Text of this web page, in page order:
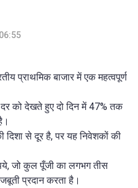
प्राथमिक बाजार में एक महत्वपूर्ण
को देखते हुए दो दिन में 47% तक
दिशा से दूर है, पर यह निवेशकों की
जो कुल पूँजी का लगभग तीस
प्रदान करता है।